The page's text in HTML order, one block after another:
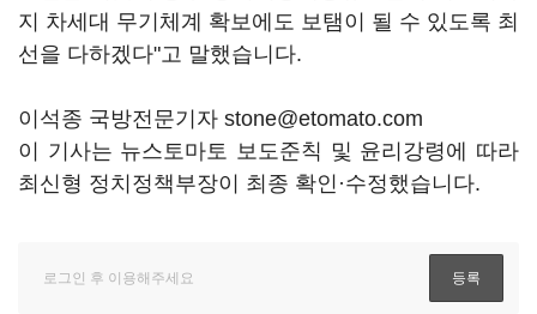
지 차세대 무기체계 확보에도 보탬이 될 수 있도록 최
선을 다하겠다"고 말했습니다.
이석종 국방전문기자 stone@etomato.com
이 기사는 뉴스토마토 보도준칙 및 윤리강령에 따라
최신형 정치정책부장이 최종 확인·수정했습니다.